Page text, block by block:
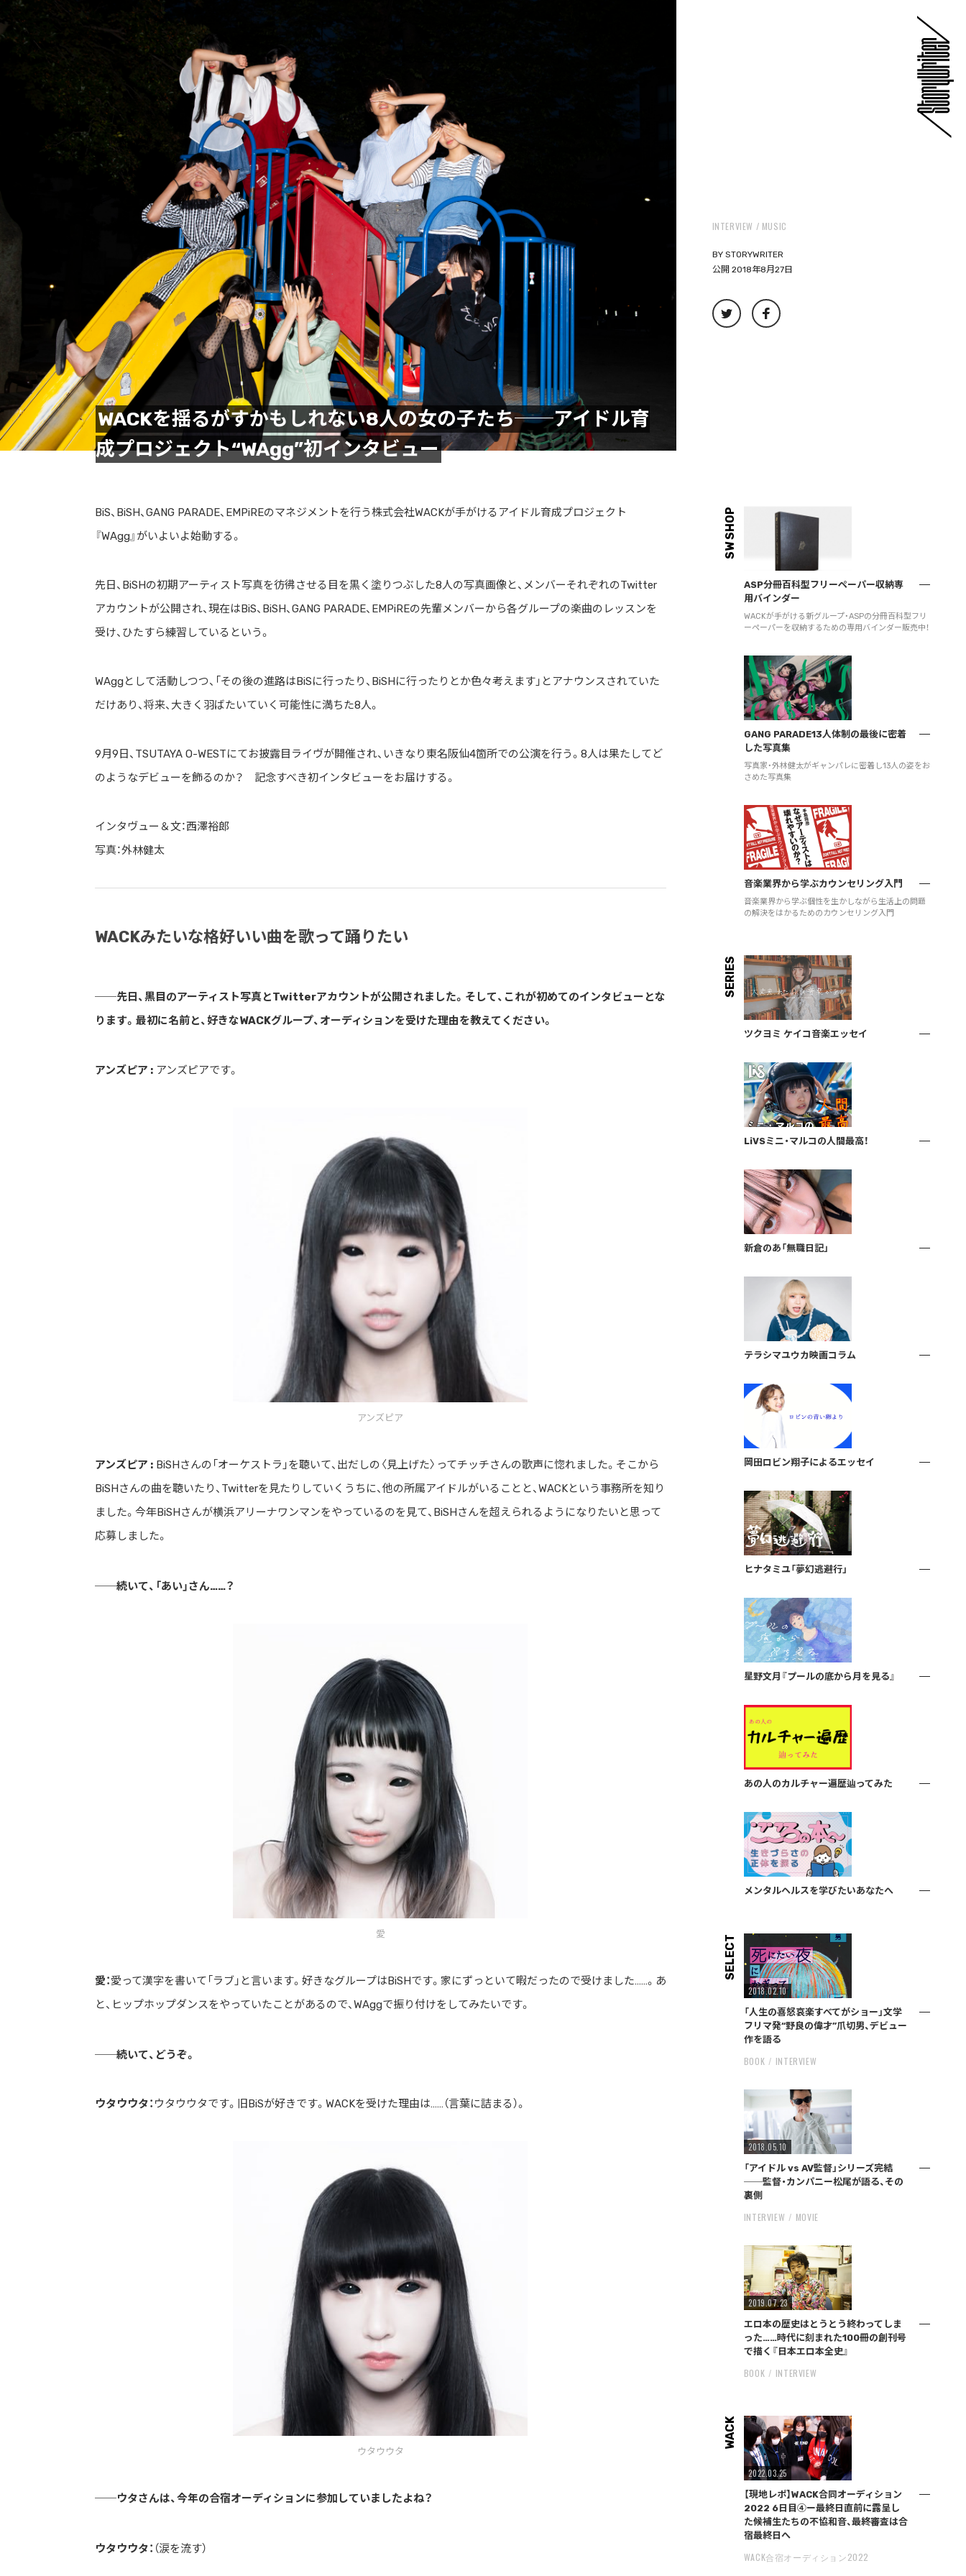
WACKを揺るがすかもしれない8人の女の子たち──アイドル育
成プロジェクト“WAgg”初インタビュー
INTERVIEW MUSIC
BY STORYWRITER
公開 2018年8月27日
BiS、BiSH、GANG PARADE、EMPiREのマネジメントを行う株式会社WACKが手がけるアイドル育成プロジェクト
『WAgg』がいよいよ始動する。
先日、BiSHの初期アーティスト写真を彷彿させる目を黒く塗りつぶした8人の写真画像と、メンバーそれぞれのTwitter
アカウントが公開され、現在はBiS、BiSH、GANG PARADE、EMPiREの先輩メンバーから各グループの楽曲のレッスンを
受け、ひたすら練習しているという。
WAggとして活動しつつ、「その後の進路はBiSに行ったり、BiSHに行ったりとか色々考えます」とアナウンスされていた
だけあり、将来、大きく羽ばたいていく可能性に満ちた8人。
9月9日、TSUTAYA O-WESTにてお披露目ライヴが開催され、いきなり東名阪仙4箇所での公演を行う。8人は果たしてど
のようなデビューを飾るのか？ 記念すべき初インタビューをお届けする。
インタヴュー＆文：西澤裕郎
写真：外林健太
WACKみたいな格好いい曲を歌って踊りたい
──先日、黒目のアーティスト写真とTwitterアカウントが公開されました。そして、これが初めてのインタビューとな
ります。最初に名前と、好きなWACKグループ、オーディションを受けた理由を教えてください。
アンズピア :アンズピアです。
アンズピア
アンズピア :BiSHさんの「オーケストラ」を聴いて、出だしの〈見上げた〉ってチッチさんの歌声に惚れました。そこから
BiSHさんの曲を聴いたり、Twitterを見たりしていくうちに、他の所属アイドルがいることと、WACKという事務所を知り
ました。今年BiSHさんが横浜アリーナワンマンをやっているのを見て、BiSHさんを超えられるようになりたいと思って
応募しました。
──続いて、「あい」さん……？
愛
愛：愛って漢字を書いて「ラブ」と言います。好きなグループはBiSHです。家にずっといて暇だったので受けました……。あ
と、ヒップホップダンスをやっていたことがあるので、WAggで振り付けをしてみたいです。
──続いて、どうぞ。
ウタウウタ： ウタウウタです。旧BiSが好きです。WACKを受けた理由は……（言葉に詰まる）。
ウタウウタ
──ウタさんは、今年の合宿オーディションに参加していましたよね？
ウタウウタ： （涙を流す）
SW SHOP
ASP分冊百科型フリーペーパー収納専
用バインダー
WACKが手がける新グループ・ASPの分冊百科型フリ
ーペーパーを収納するための専用バインダー販売中！
GANG PARADE13人体制の最後に密着
した写真集
写真家・外林健太がギャンパレに密着し13人の姿をお
さめた写真集
音楽業界から学ぶカウンセリング入門
音楽業界から学ぶ個性を生かしながら生活上の問題
の解決をはかるためのカウンセリング入門
SERIES
ツクヨミ ケイコ音楽エッセイ
LiVSミニ・マルコの人間最高！
新倉のあ「無職日記」
テラシマユウカ映画コラム
岡田ロビン翔子によるエッセイ
ヒナタミユ「夢幻逃避行」
星野文月『プールの底から月を見る』
あの人のカルチャー遍歴辿ってみた
メンタルヘルスを学びたいあなたへ
SELECT
2018.02.10
「人生の喜怒哀楽すべてがショー」文学
フリマ発“野良の偉才”爪切男、デビュー
作を語る
BOOK INTERVIEW
2018.05.10
「アイドル vs AV監督」シリーズ完結
──監督・カンパニー松尾が語る、その
裏側
INTERVIEW MOVIE
2019.07.23
エロ本の歴史はとうとう終わってしま
った……時代に刻まれた100冊の創刊号
で描く『日本エロ本全史』
BOOK INTERVIEW
WACK
2022.03.25
【現地レポ】WACK合同オーディション
2022 6日目④ー最終日直前に露呈し
た候補生たちの不協和音、最終審査は合
宿最終日へ
WACK合宿オーディション2022